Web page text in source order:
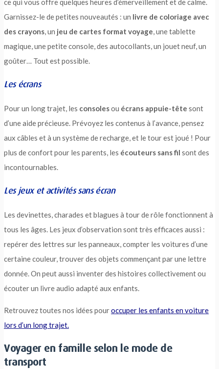
ce qui vous offre quelques heures d’émerveillement et de calme.
Garnissez-le de petites nouveautés : un livre de coloriage avec
des crayons, un jeu de cartes format voyage, une tablette
magique, une petite console, des autocollants, un jouet neuf, un
goûter… Tout est possible.
Les écrans
Pour un long trajet, les consolesou écrans appuie-tête sont
d’une aide précieuse. Prévoyez les contenus à l’avance, pensez
aux câbles et à un système de recharge, et le tour est joué ! Pour
plus de confort pour les parents, les écouteurs sans fil sont des
incontournables.
Les jeux et activités sans écran
Les devinettes, charades et blagues à tour de rôle fonctionnent à
tous les âges. Les jeux d’observation sont très efficaces aussi :
repérer des lettres sur les panneaux, compter les voitures d’une
certaine couleur, trouver des objets commençant par une lettre
donnée. On peut aussi inventer des histoires collectivement ou
écouter un livre audio adapté aux enfants.
Retrouvez toutes nos idées pouroccuper les enfants en voiture
lors d’un long trajet.
Voyager en famille selon le mode de
transport